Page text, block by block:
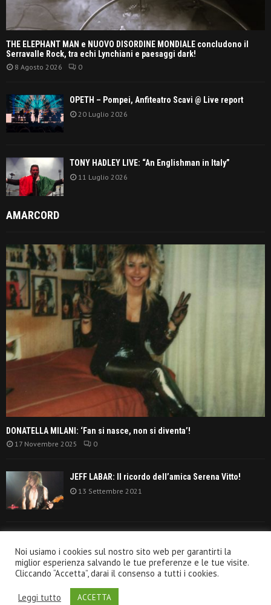
THE ELEPHANT MAN e NUOVO DISORDINE MONDIALE concludono il
Serravalle Rock, tra echi Lynchiani e paesaggi dark!
8 Agosto 2026 0
OPETH – Pompei, Anfiteatro Scavi @ Live report
20 Luglio 2026
TONY HADLEY LIVE: “An Englishman in Italy”
11 Luglio 2026
AMARCORD
DONATELLA MILANI: ‘Fan si nasce, non si diventa’!
17 Novembre 2025 0
JEFF LABAR: Il ricordo dell’amica Serena Vitto!
13 Settembre 2021
settanta’!
30 Giugno 2021
Noi usiamo i cookies sul nostro sito web per garantirti la
miglior esperienza salvando le tue preferenze e le tue visite.
Cliccando “Accetta”, darai il consenso a tutti i cookies.
Leggi tutto ACCETTA